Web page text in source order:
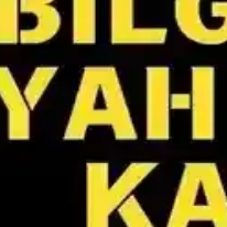
yalnızca Apple
Display ve
Studio Display, teknik
28 İnç, 280Hz,